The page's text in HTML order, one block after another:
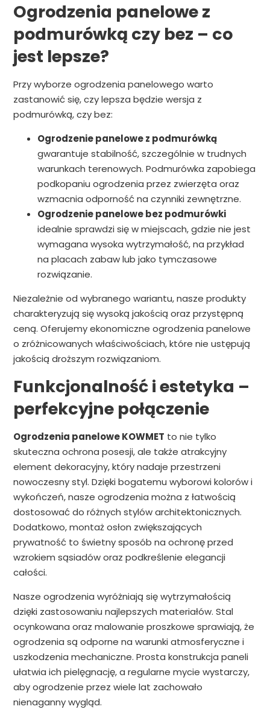
Ogrodzenia panelowe z
podmurówką czy bez – co
jest lepsze?
Przy wyborze ogrodzenia panelowego warto
zastanowić się, czy lepsza będzie wersja z
podmurówką, czy bez:
Ogrodzenie panelowe z podmurówką
gwarantuje stabilność, szczególnie w trudnych
warunkach terenowych. Podmurówka zapobiega
podkopaniu ogrodzenia przez zwierzęta oraz
wzmacnia odporność na czynniki zewnętrzne.
Ogrodzenie panelowe bez podmurówki
idealnie sprawdzi się w miejscach, gdzie nie jest
wymagana wysoka wytrzymałość, na przykład
na placach zabaw lub jako tymczasowe
rozwiązanie.
Niezależnie od wybranego wariantu, nasze produkty
charakteryzują się wysoką jakością oraz przystępną
ceną. Oferujemy ekonomiczne ogrodzenia panelowe
o zróżnicowanych właściwościach, które nie ustępują
jakością droższym rozwiązaniom.
Funkcjonalność i estetyka –
perfekcyjne połączenie
Ogrodzenia panelowe KOWMET to nie tylko
skuteczna ochrona posesji, ale także atrakcyjny
element dekoracyjny, który nadaje przestrzeni
nowoczesny styl. Dzięki bogatemu wyborowi kolorów i
wykończeń, nasze ogrodzenia można z łatwością
dostosować do różnych stylów architektonicznych.
Dodatkowo, montaż osłon zwiększających
prywatność to świetny sposób na ochronę przed
wzrokiem sąsiadów oraz podkreślenie elegancji
całości.
Nasze ogrodzenia wyróżniają się wytrzymałością
dzięki zastosowaniu najlepszych materiałów. Stal
ocynkowana oraz malowanie proszkowe sprawiają, że
ogrodzenia są odporne na warunki atmosferyczne i
uszkodzenia mechaniczne. Prosta konstrukcja paneli
ułatwia ich pielęgnację, a regularne mycie wystarczy,
aby ogrodzenie przez wiele lat zachowało
nienaganny wygląd.